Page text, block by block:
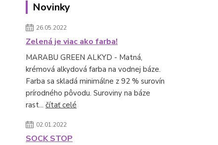
Novinky
26.05.2022
Zelená je viac ako farba!
MARABU GREEN ALKYD - Matná,
krémová alkydová farba na vodnej báze.
Farba sa skladá minimálne z 92 % surovín
prírodného pôvodu. Suroviny na báze
rast... čítať celé
02.01.2022
SOCK STOP